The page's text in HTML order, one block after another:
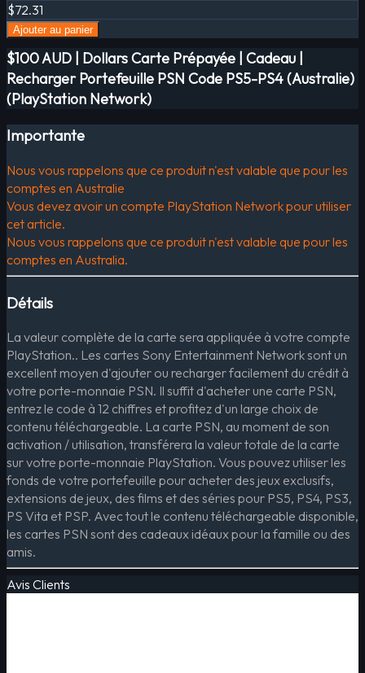
$72.31
Ajouter au panier
$100 AUD | Dollars Carte Prépayée | Cadeau |
Recharger Portefeuille PSN Code PS5-PS4 (Australie)
(PlayStation Network)
Importante
Nous vous rappelons que ce produit n'est valable que pour les
comptes en Australie
Vous devez avoir un compte PlayStation Network pour utiliser
cet article.
Nous vous rappelons que ce produit n'est valable que pour les
comptes en Australia.
Détails
La valeur complète de la carte sera appliquée à votre compte
PlayStation.. Les cartes Sony Entertainment Network sont un
excellent moyen d'ajouter ou recharger facilement du crédit à
votre porte-monnaie PSN. Il suffit d'acheter une carte PSN,
entrez le code à 12 chiffres et profitez d'un large choix de
contenu téléchargeable. La carte PSN, au moment de son
activation / utilisation, transférera la valeur totale de la carte
sur votre porte-monnaie PlayStation. Vous pouvez utiliser les
fonds de votre portefeuille pour acheter des jeux exclusifs,
extensions de jeux, des films et des séries pour PS5, PS4, PS3,
PS Vita et PSP. Avec tout le contenu téléchargeable disponible,
les cartes PSN sont des cadeaux idéaux pour la famille ou des
amis.
Avis Clients